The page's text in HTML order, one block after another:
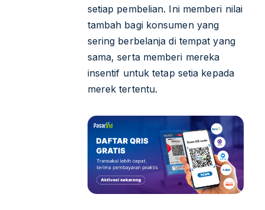
setiap pembelian. Ini memberi nilai
tambah bagi konsumen yang
sering berbelanja di tempat yang
sama, serta memberi mereka
insentif untuk tetap setia kepada
merek tertentu.